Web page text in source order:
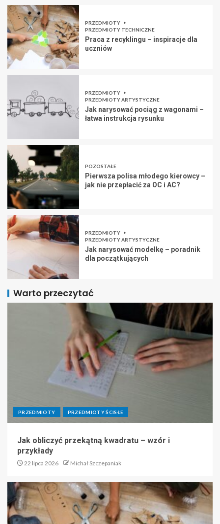
PRZEDMIOTY
PRZEDMIOTY TECHNICZNE
Praca z recyklingu – inspiracje dla
uczniów
PRZEDMIOTY
PRZEDMIOTY ARTYSTYCZNE
Jak narysować pociąg z wagonami –
łatwa instrukcja rysunku
POZOSTAŁE
Pierwsza polisa młodego kierowcy –
jak nie przepłacić za OC i AC?
PRZEDMIOTY
PRZEDMIOTY ARTYSTYCZNE
Jak narysować modelkę – poradnik
dla początkujących
Warto przeczytać
PRZEDMIOTY PRZEDMIOTY ŚCISŁE
Jak obliczyć przekątną kwadratu – wzór i
przykłady
22 lipca 2026 Michał Szczepaniak